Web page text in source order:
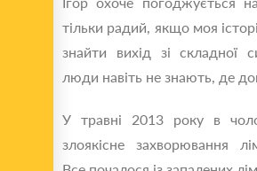
тільки радий, якщо моя
знайти вихід зі складної
люди навіть не знають, де
У травні 2013 року в
злоякісне захворювання